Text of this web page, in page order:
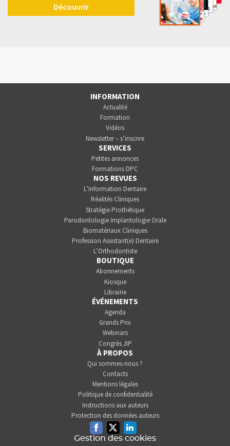
Découvrir
INFORMATION
Actualité
Formation
Vidéos
Newsletter – s’inscrire
SERVICES
Petites annonces
Formations DPC
NOS REVUES
L’Information Dentaire
Réalités Cliniques
Stratégie Prothétique
Parodontologie Implantologie Orale
Biomatériaux Cliniques
Profession Assistant(e) Dentaire
L’Orthodontiste
BOUTIQUE
Abonnements
Kiosque
Librairie
ÉVÉNEMENTS
Agenda
Grands Prix
Webinars
Congrès JIP
À PROPOS
Qui sommes-nous ?
Contacts
Mentions légales
Politique de confidentialité
Instructions aux auteurs
Protection des données auteurs
FacebookTwitterLinkedin
Gestion des cookies